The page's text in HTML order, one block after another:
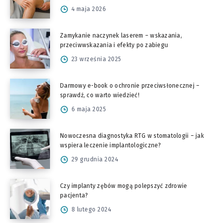
4 maja 2026
Zamykanie naczynek laserem – wskazania,
przeciwwskazania i efekty po zabiegu
23 września 2025
Darmowy e-book o ochronie przeciwsłonecznej –
sprawdź, co warto wiedzieć!
6 maja 2025
Nowoczesna diagnostyka RTG w stomatologii – jak
wspiera leczenie implantologiczne?
29 grudnia 2024
Czy implanty zębów mogą polepszyć zdrowie
pacjenta?
8 lutego 2024